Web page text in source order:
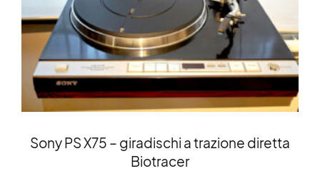
Sony PS X75 – giradischi a trazione diretta
Biotracer